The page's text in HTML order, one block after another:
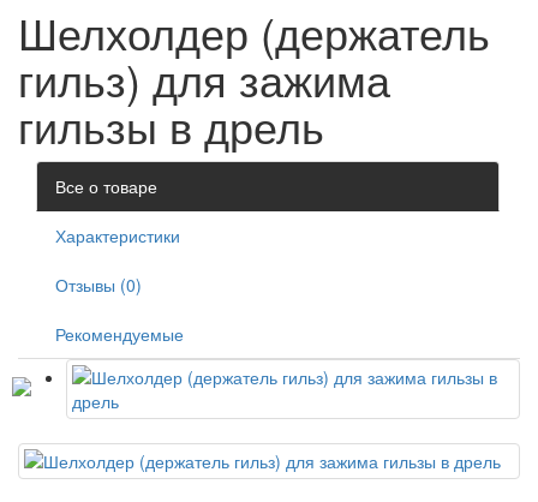
Шелхолдер (держатель
гильз) для зажима
гильзы в дрель
Все о товаре
Характеристики
Отзывы (0)
Рекомендуемые